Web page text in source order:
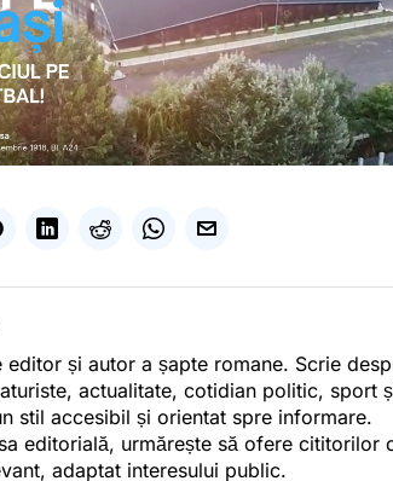
editor și autor a șapte romane. Scrie
actualitate, cotidian politic, sport
stil accesibil și orientat spre informare.
editorială, urmărește să ofere cititorilor
adaptat interesului public.